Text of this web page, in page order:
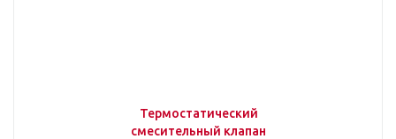
Термостатический
смесительный клапан